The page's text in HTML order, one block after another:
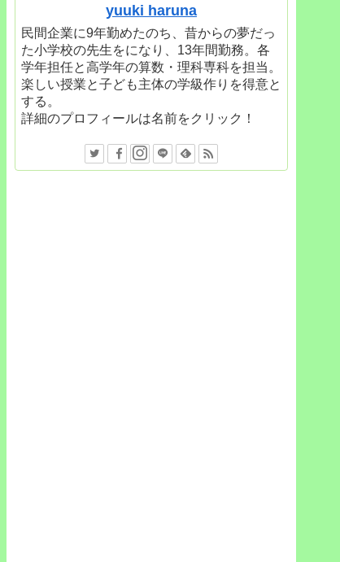
yuuki haruna
民間企業に9年勤めたのち、昔からの夢だっ
た小学校の先生をになり、13年間勤務。各
学年担任と高学年の算数・理科専科を担当。
楽しい授業と子ども主体の学級作りを得意と
する。
詳細のプロフィールは名前をクリック！